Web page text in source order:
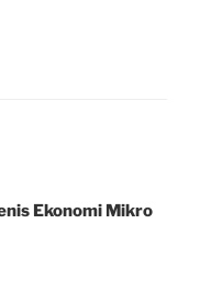
Ekonomi Mikro